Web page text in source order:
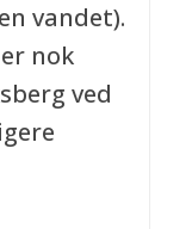
vandet).
nok
ved